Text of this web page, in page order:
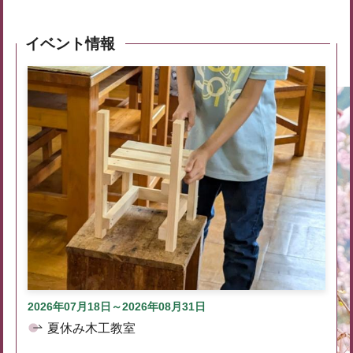
イベント情報
2026年07月18日～2026年08月31日
夏休み木工教室